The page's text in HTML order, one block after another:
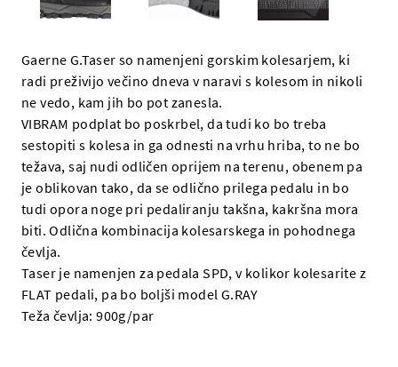
Gaerne G.Taser so namenjeni gorskim kolesarjem, ki
radi preživijo večino dneva v naravi s kolesom in nikoli
ne vedo, kam jih bo pot zanesla.
VIBRAM podplat bo poskrbel, da tudi ko bo treba
sestopiti s kolesa in ga odnesti na vrhu hriba, to ne bo
težava, saj nudi odličen oprijem na terenu, obenem pa
je oblikovan tako, da se odlično prilega pedalu in bo
tudi opora noge pri pedaliranju takšna, kakršna mora
biti. Odlična kombinacija kolesarskega in pohodnega
čevlja.
Taser je namenjen za pedala SPD, v kolikor kolesarite z
FLAT pedali, pa bo boljši model G.RAY
Teža čevlja: 900g/par